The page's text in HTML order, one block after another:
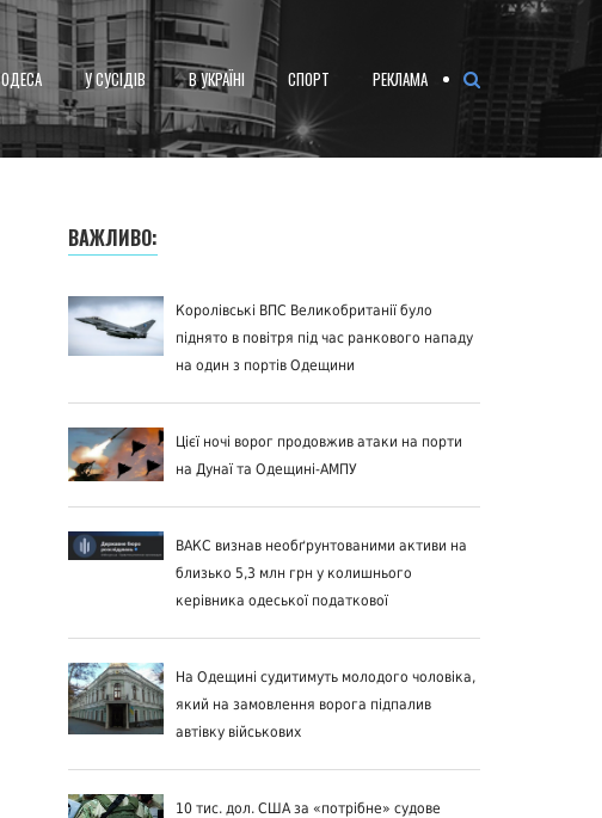
ОДЕСА У СУСІДІВ В УКРАЇНІ СПОРТ РЕКЛАМА
ВАЖЛИВО:
Королівські ВПС Великобританії було
піднято в повітря під час ранкового нападу
на один з портів Одещини
Цієї ночі ворог продовжив атаки на порти
на Дунаї та Одещині-АМПУ
ВАКС визнав необґрунтованими активи на
близько 5,3 млн грн у колишнього
керівника одеської податкової
На Одещині судитимуть молодого чоловіка,
який на замовлення ворога підпалив
автівку військових
10 тис. дол. США за «потрібне» судове